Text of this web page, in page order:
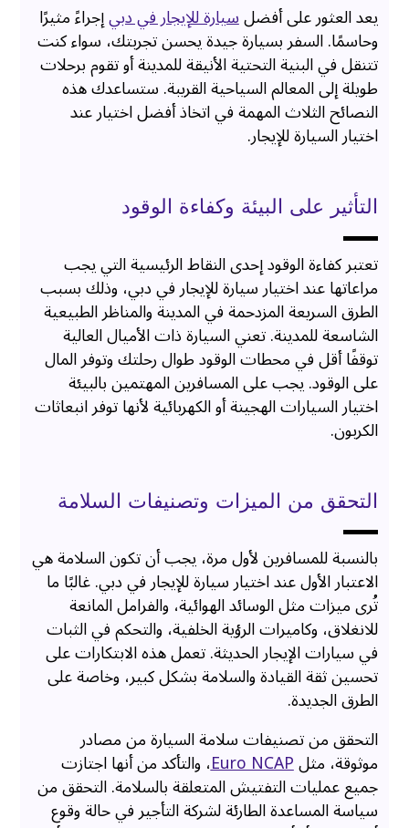
يعد العثور على أفضلسيارة للإيجار في دبيإجراءً مثيرًا
وحاسمًا. السفر بسيارة جيدة يحسن تجربتك، سواء كنت
تتنقل في البنية التحتية الأنيقة للمدينة أو تقوم برحلات
طويلة إلى المعالم السياحية القريبة. ستساعدك هذه
النصائح الثلاث المهمة في اتخاذ أفضل اختيار عند
اختيار السيارة للإيجار.
التأثير على البيئة وكفاءة الوقود
تعتبر كفاءة الوقود إحدى النقاط الرئيسية التي يجب
مراعاتها عند اختيار سيارة للإيجار في دبي، وذلك بسبب
الطرق السريعة المزدحمة في المدينة والمناظر الطبيعية
الشاسعة للمدينة. تعني السيارة ذات الأميال العالية
توقفًا أقل في محطات الوقود طوال رحلتك وتوفر المال
على الوقود. يجب على المسافرين المهتمين بالبيئة
اختيار السيارات الهجينة أو الكهربائية لأنها توفر انبعاثات
الكربون.
التحقق من الميزات وتصنيفات السلامة
بالنسبة للمسافرين لأول مرة، يجب أن تكون السلامة هي
الاعتبار الأول عند اختيار سيارة للإيجار في دبي. غالبًا ما
تُرى ميزات مثل الوسائد الهوائية، والفرامل المانعة
للانغلاق، وكاميرات الرؤية الخلفية، والتحكم في الثبات
في سيارات الإيجار الحديثة. تعمل هذه الابتكارات على
تحسين ثقة القيادة والسلامة بشكل كبير، وخاصة على
الطرق الجديدة.
التحقق من تصنيفات سلامة السيارة من مصادر
موثوقة، مثلEuro NCAP، والتأكد من أنها اجتازت
جميع عمليات التفتيش المتعلقة بالسلامة. التحقق من
سياسة المساعدة الطارئة لشركة التأجير في حالة وقوع